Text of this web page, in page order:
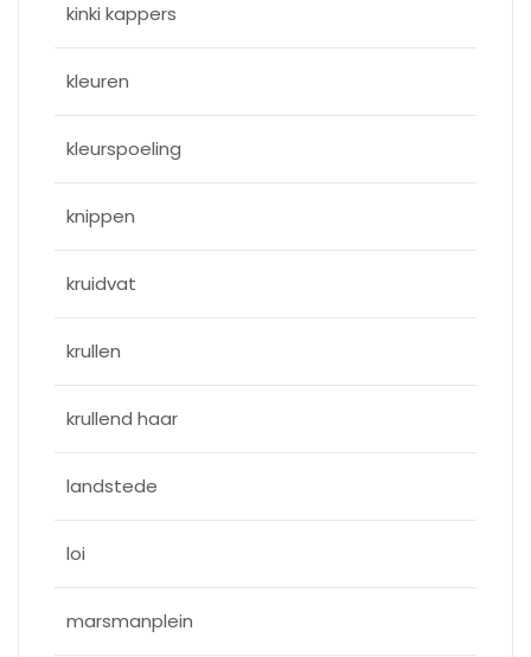
kinki kappers
kleuren
kleurspoeling
knippen
kruidvat
krullen
krullend haar
landstede
loi
marsmanplein